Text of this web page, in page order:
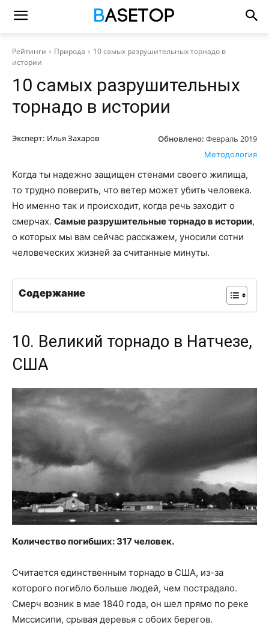
Рейтинги Природа
10 самых разрушительных торнадо в
истории
10 самых разрушительных
торнадо в истории
Эксперт: Илья Захаров Обновлено: Февраль 2019
Методология
Когда ты надежно защищен стенами своего жилища,
то трудно поверить, что ветер может убить человека.
Но именно так и происходит, когда речь заходит о
смерчах. Самые разрушительные торнадо в истории,
о которых мы вам сейчас расскажем, уносили сотни
человеческих жизней за считанные минуты.
Содержание
10. Великий торнадо в Натчезе,
США
Количество погибших: 317 человек.
Считается единственным торнадо в США, из-за
которого погибло больше людей, чем пострадало.
Смерч возник в мае 1840 года, он шел прямо по реке
Миссисипи, срывая деревья с обоих берегов.